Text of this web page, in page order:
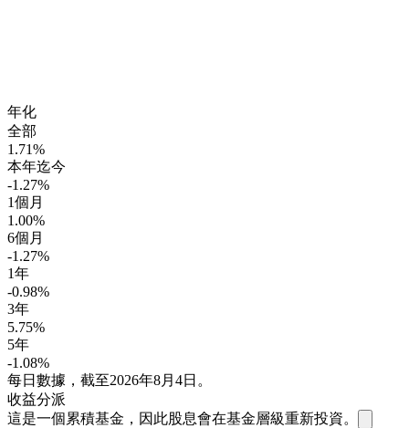
年化
全部
1.71%
本年迄今
-1.27%
1個月
1.00%
6個月
-1.27%
1年
-0.98%
3年
5.75%
5年
-1.08%
每日數據，截至2026年8月4日。
收益分派
這是一個累積基金，因此股息會在基金層級重新投資。